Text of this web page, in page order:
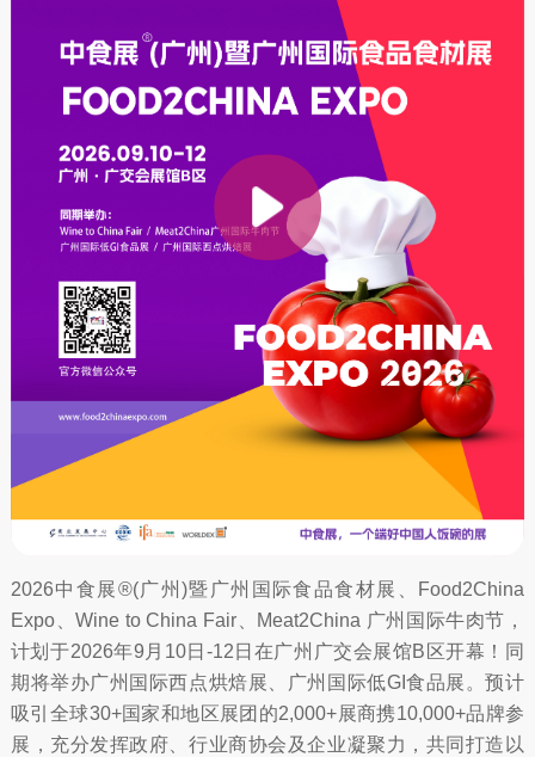
2026中食展®(广州)暨广州国际食品食材展、Food2China
Expo、Wine to China Fair、Meat2China 广州国际牛肉节，
计划于2026年9月10日-12日在广州广交会展馆B区开幕！同
期将举办广州国际西点烘焙展、广州国际低GI食品展。预计
吸引全球30+国家和地区展团的2,000+展商携10,000+品牌参
展，充分发挥政府、行业商协会及企业凝聚力，共同打造以